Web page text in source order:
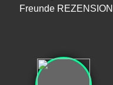
Freunde REZENSION